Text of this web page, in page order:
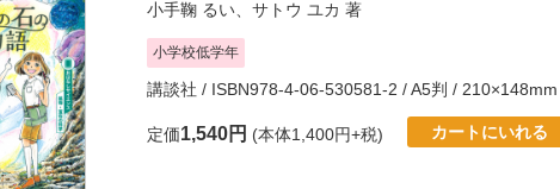
小手鞠 るい サトウ ユカ 著
小学校低学年
講談社 / ISBN978-4-06-530581-2 / A5判 /
定価1,540円 (本体1,400円+税) カートにいれる